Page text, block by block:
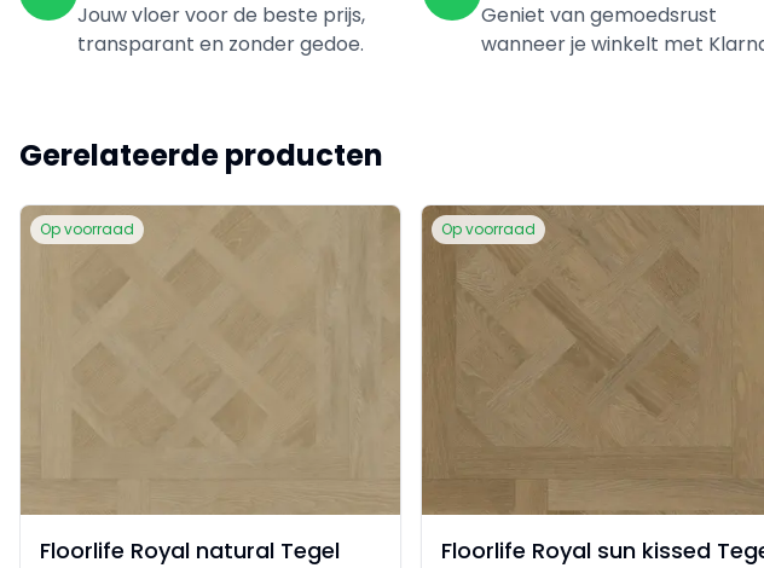
Jouw vloer voor de beste prijs,
transparant en zonder gedoe.
Geniet van gemoedsrust
wanneer je winkelt met
Gerelateerde producten
Op voorraad
Floorlife Royal natural Tegel
Op voorraad
Floorlife Royal sun kissed